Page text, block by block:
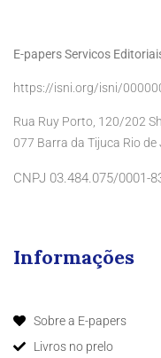
E-papers Servicos
https://isni.org/isni/
Rua Ruy Porto, 120/202
077 Barra da Tijuca Rio de
CNPJ 03.484.075/0001-
Informações
Sobre a E-papers
Livros no prelo